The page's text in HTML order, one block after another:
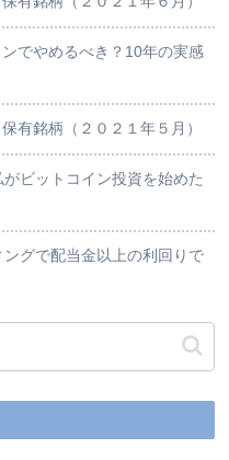
でやめるべき？10年の実感
有銘柄（２０２１年５月）
ビットコイン投資を始めた
ングで配当金以上の利回りで